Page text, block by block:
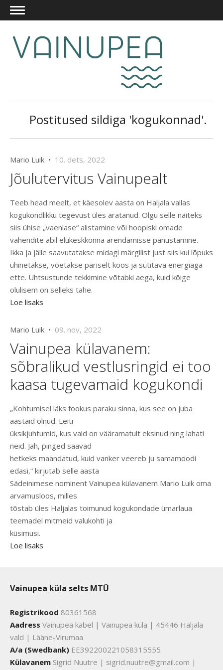
Postitused sildiga 'kogukonnad'.
Mario Luik • 10. dets, 2022
Jõulutervitus Vainupealt
Teeb head meelt, et käesolev aasta on Haljala vallas
kogukondlikku tegevust üles äratanud. Olgu selle näiteks
siis ühise „vaenlase“ alistamine või hoopiski omade
vahendite abil elukeskkonna arendamisse panustamine.
Ikka ja jälle saavutatakse midagi märgilist just siis kui lõpuks
ühinetakse, võetakse päriselt koos ja sütitava energiaga
ette. Ühtsustunde tekkimine võtabki aega, kuid kõige
olulisem on selleks tahe.
Loe lisaks
Mario Luik • 09. nov, 2022
Vainupea külavanem:
sõbralikud vestlusringid ei too
kaasa tugevamaid kogukondi
„Kohtumisel läks fookus paraku sinna, kus see on juba
aastaid olnud. Leiti
üksikjuhtumid, kus vald on vääramatult eksinud ning lahati
neid. Jah, pinged saavad
hetkeks maandatud, kuid vanker veereb ju samamoodi
edasi,“ kirjutab selle aasta
Sädeinimese nominent Vainupea külavanem Mario Luik oma
arvamusloos, milles
tõstab üles Haljalas toimunud kogukondade ümarlaua
teemadel mitmeid valukohti ja
küsimusi.
Loe lisaks
Vainupea küla selts MTÜ
Registrikood 80361568
Aadress Vainupea kabel | Vainupea küla | 45446 Haljala
vald | Lääne-Virumaa
A/a (Swedbank) EE392200221058315555
Külavanem Sigrid Nuutre | sigrid.nuutre@gmail.com |